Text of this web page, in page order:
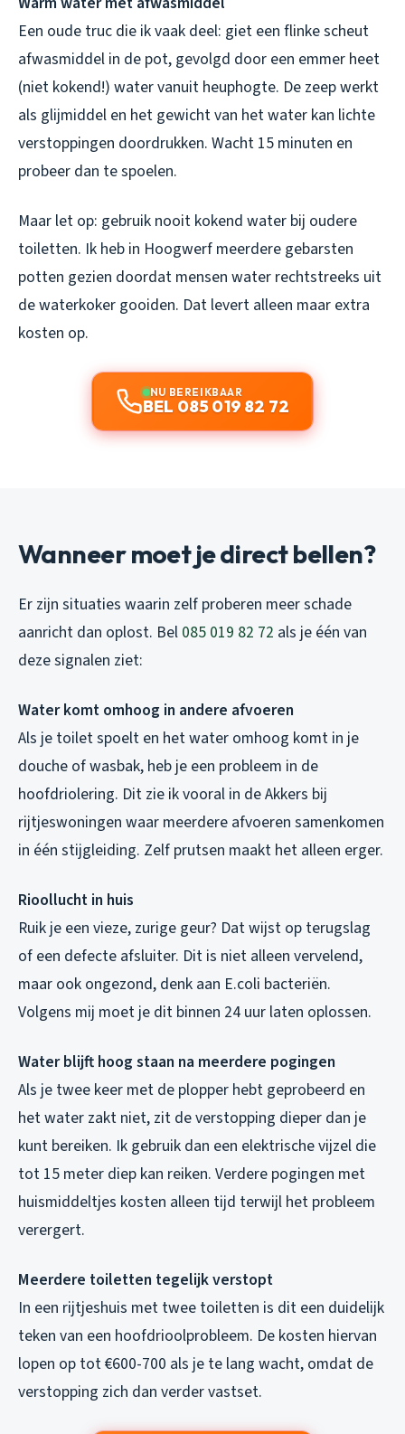
Een oude truc die ik vaak deel: giet een flinke scheut
afwasmiddel in de pot, gevolgd door een emmer heet
(niet kokend!) water vanuit heuphogte. De zeep werkt
als glijmiddel en het gewicht van het water kan lichte
verstoppingen doordrukken. Wacht 15 minuten en
probeer dan te spoelen.
Maar let op: gebruik nooit kokend water bij oudere
toiletten. Ik heb in Hoogwerf meerdere gebarsten
potten gezien doordat mensen water rechtstreeks uit
de waterkoker gooiden. Dat levert alleen maar extra
kosten op.
NU BEREIKBAAR
BEL 085 019 82 72
Wanneer moet je direct bellen?
Er zijn situaties waarin zelf proberen meer schade
aanricht dan oplost. Bel 085 019 82 72 als je één van
deze signalen ziet:
Water komt omhoog in andere afvoeren
Als je toilet spoelt en het water omhoog komt in je
douche of wasbak, heb je een probleem in de
hoofdriolering. Dit zie ik vooral in de Akkers bij
rijtjeswoningen waar meerdere afvoeren samenkomen
in één stijgleiding. Zelf prutsen maakt het alleen erger.
Rioollucht in huis
Ruik je een vieze, zurige geur? Dat wijst op terugslag
of een defecte afsluiter. Dit is niet alleen vervelend,
maar ook ongezond, denk aan E.coli bacteriën.
Volgens mij moet je dit binnen 24 uur laten oplossen.
Water blijft hoog staan na meerdere pogingen
Als je twee keer met de plopper hebt geprobeerd en
het water zakt niet, zit de verstopping dieper dan je
kunt bereiken. Ik gebruik dan een elektrische vijzel die
tot 15 meter diep kan reiken. Verdere pogingen met
huismiddeltjes kosten alleen tijd terwijl het probleem
verergert.
Meerdere toiletten tegelijk verstopt
In een rijtjeshuis met twee toiletten is dit een duidelijk
teken van een hoofdrioolprobleem. De kosten hiervan
lopen op tot €600-700 als je te lang wacht, omdat de
verstopping zich dan verder vastset.